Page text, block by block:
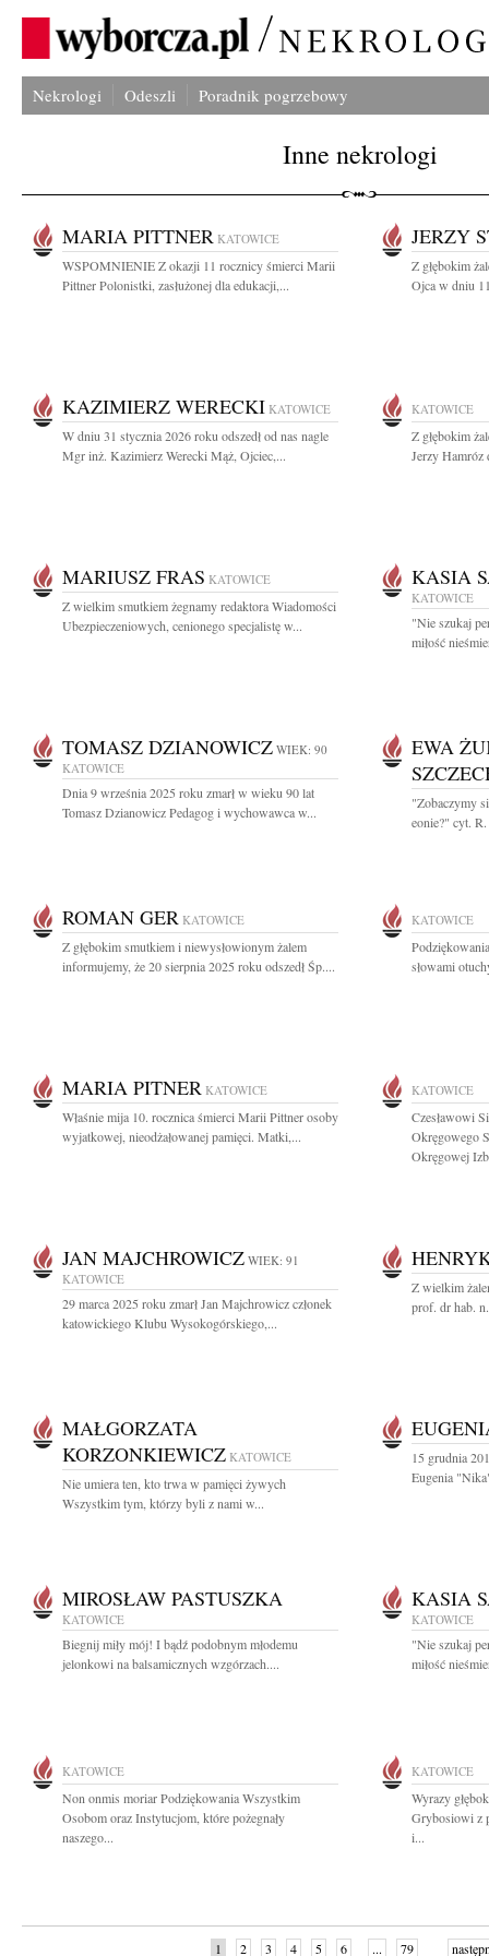
Nekrologi Odeszli Poradnik pogrzebowy
Inne nekrologi
MARIA PITTNER KATOWICE
WSPOMNIENIE Z okazji 11 rocznicy śmierci Marii
Pittner Polonistki, zasłużonej dla edukacji,...
JERZY
Z głębokim
Ojca w dniu
KAZIMIERZ WERECKI KATOWICE
W dniu 31 stycznia 2026 roku odszedł od nas nagle
Mgr inż. Kazimierz Werecki Mąż, Ojciec,...
KATOWICE
Z głębokim
Jerzy Hamróz
MARIUSZ FRAS KATOWICE
Z wielkim smutkiem żegnamy redaktora Wiadomości
Ubezpieczeniowych, cenionego specjalistę w...
KASIA
KATOWICE
"Nie szukaj
miłość
TOMASZ DZIANOWICZ WIEK: 90
KATOWICE
Dnia 9 września 2025 roku zmarł w wieku 90 lat
Tomasz Dzianowicz Pedagog i wychowawca w...
EWA
"Zobaczymy
eonie?" cyt.
ROMAN GER KATOWICE
Z głębokim smutkiem i niewysłowionym żalem
informujemy, że 20 sierpnia 2025 roku odszedł Śp....
KATOWICE
słowami
MARIA PITNER KATOWICE
Właśnie mija 10. rocznica śmierci Marii Pittner osoby
wyjatkowej, nieodżałowanej pamięci. Matki,...
KATOWICE
Czesławowi
Okręgowego
Okręgowej
JAN MAJCHROWICZ WIEK: 91
KATOWICE
29 marca 2025 roku zmarł Jan Majchrowicz członek
katowickiego Klubu Wysokogórskiego,...
Z wielkim
prof. dr hab.
MAŁGORZATA
KORZONKIEWICZ KATOWICE
Nie umiera ten, kto trwa w pamięci żywych
Wszystkim tym, którzy byli z nami w...
15 grudnia
Eugenia
MIROSŁAW PASTUSZKA
KATOWICE
Biegnij miły mój! I bądź podobnym młodemu
jelonkowi na balsamicznych wzgórzach....
KASIA
KATOWICE
"Nie szukaj
miłość
KATOWICE
Non onmis moriar Podziękowania Wszystkim
Osobom oraz Instytucjom, które pożegnały
naszego...
KATOWICE
Wyrazy
Grybosiowi z
i...
1 2 3 4 5 6 ... 79